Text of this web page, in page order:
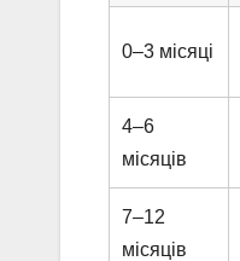
0–3 місяці
4–6
місяців
7–12
місяців